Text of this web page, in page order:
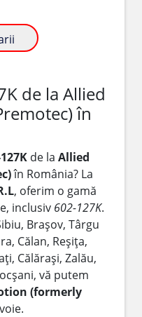
de la Allied
în
de la Allied
în România? La
, oferim o gamă
inclusiv 602-127K.
Brașov, Târgu
Călan, Reșița,
Călărași, Zalău,
vă putem
(formerly